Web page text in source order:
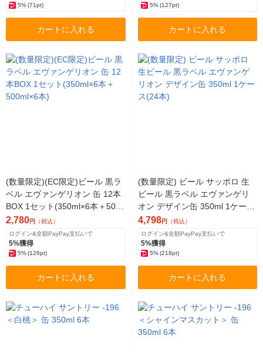
5%(71pt)
カートに入れる
5% (127pt)
カートに入れる
(数量限定)(EC限定)ビール 黒ラ
ベル エヴァンゲリオン 缶 12本
BOX 1セット(350ml×6本＋500
ml×6本)
2,780円 （税込）
ログイン&全額PayPay支払いで
5%獲得
5%(126pt)
カートに入れる
(数量限定) ビール サッポロ 生
ビール 黒ラベル エヴァンゲリ
オン デザイン缶 350ml 1ケース
(24本)
4,798円 （税込）
ログイン&全額PayPay支払いで
5%獲得
5% (218pt)
カートに入れる